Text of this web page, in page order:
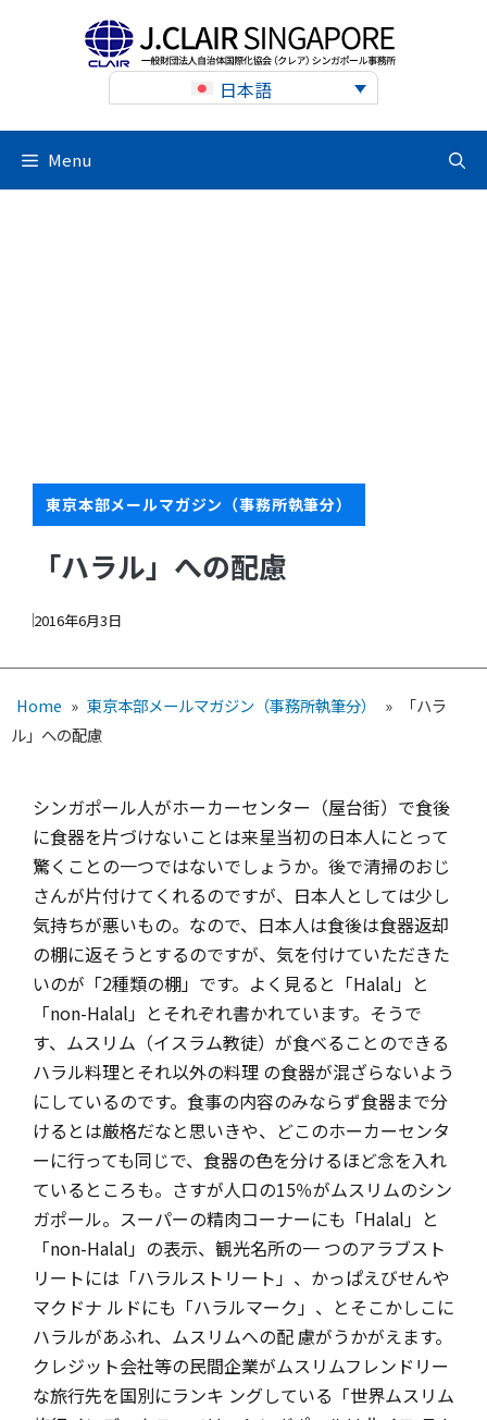
日本語
Menu
東京本部メールマガジン（事務所執筆分）
「ハラル」への配慮
2016年6月3日
Home » 東京本部メールマガジン（事務所執筆分） »
「ハラ
ル」への配慮
シンガポール人がホーカーセンター（屋台街）で食後
に食器を片づけないことは来星当初の日本人にとって
驚くことの一つではないでしょうか。後で清掃のおじ
さんが片付けてくれるのですが、日本人としては少し
気持ちが悪いもの。なので、日本人は食後は食器返却
の棚に返そうとするのですが、気を付けていただきた
いのが「2種類の棚」です。よく見ると「Halal」と
「non-Halal」とそれぞれ書かれています。そうで
す、ムスリム（イスラム教徒）が食べることのできる
ハラル料理とそれ以外の料理 の食器が混ざらないよう
にしているのです。食事の内容のみならず食器まで分
けるとは厳格だなと思いきや、どこのホーカーセンタ
ーに行っても同じで、食器の色を分けるほど念を入れ
ているところも。さすが人口の15％がムスリムのシン
ガポール。スーパーの精肉コーナーにも「Halal」と
「non-Halal」の表示、観光名所の一 つのアラブスト
リートには「ハラルストリート」、かっぱえびせんや
マクドナ ルドにも「ハラルマーク」、とそこかしこに
ハラルがあふれ、ムスリムへの配 慮がうかがえます。
クレジット会社等の民間企業がムスリムフレンドリー
な旅行先を国別にランキ ングしている「世界ムスリム